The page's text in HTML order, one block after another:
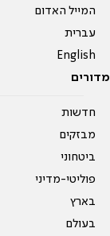
המייל האדום
עברית
English
מדורים
חדשות
מבזקים
ביטחוני
פוליטי-מדיני
בארץ
בעולם